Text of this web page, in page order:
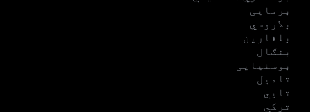
برمایی
بلاروسي
بلغارین
بنګال
بوسنیایی
تامیل
تایي
ترکي